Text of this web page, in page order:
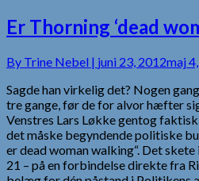
Er Thorning ‘dead
By Trine Nebel | juni 23, 2012maj
Sagde han virkelig det? Nogen
tre gange, før de for alvor hæfter
Venstres Lars Løkke gentog
det måske begyndende politiske
er dead woman walking“. Det
21 – på en forbindelse direkte fra